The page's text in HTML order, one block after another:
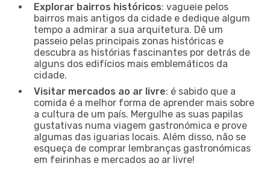
Explorar bairros históricos: vagueie pelos
bairros mais antigos da cidade e dedique algum
tempo a admirar a sua arquitetura. Dê um
passeio pelas principais zonas históricas e
descubra as histórias fascinantes por detrás de
alguns dos edifícios mais emblemáticos da
cidade.
Visitar mercados ao ar livre: é sabido que a
comida é a melhor forma de aprender mais sobre
a cultura de um país. Mergulhe as suas papilas
gustativas numa viagem gastronómica e prove
algumas das iguarias locais. Além disso, não se
esqueça de comprar lembranças gastronómicas
em feirinhas e mercados ao ar livre!